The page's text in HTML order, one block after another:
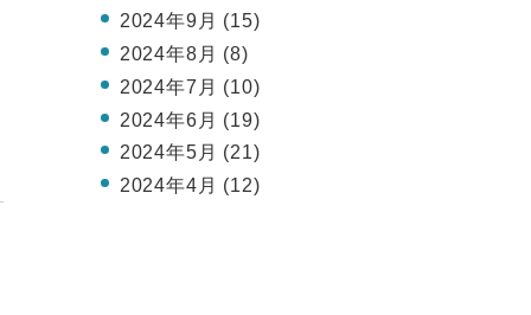
2024年9月 (15)
2024年8月 (8)
2024年7月 (10)
2024年6月 (19)
2024年5月 (21)
2024年4月 (12)